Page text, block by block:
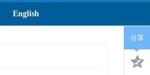
English
分享